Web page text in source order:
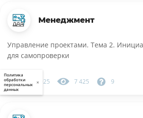
Менеджмент
Управление проектами. Тема 2.
для самопроверки
17.08.2025 7 425 9
Политика
обработки
персональных
данных
×